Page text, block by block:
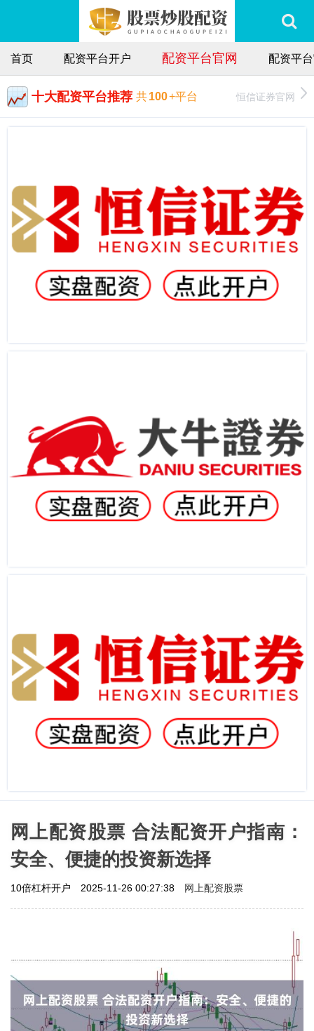
首页 配资平台开户 配资平台官网 配资平
十大配资平台推荐 共100+平台 恒信证券官网
网上配资股票 合法配资开户指南：
安全、便捷的投资新选择
10倍杠杆开户 2025-11-26 00:27:38 网上配资股票